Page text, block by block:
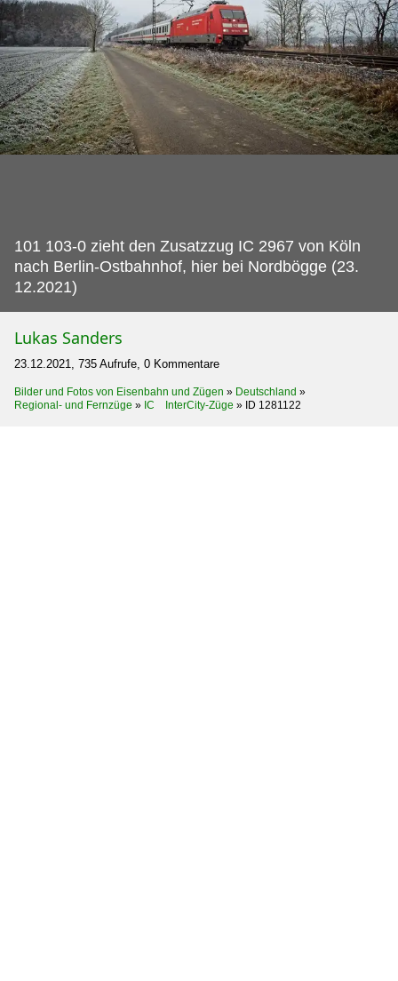
101 103-0 zieht den Zusatzzug IC 2967 von Köln
nach Berlin-Ostbahnhof, hier bei Nordbögge (23.
12.2021)
Lukas Sanders
23.12.2021, 735 Aufrufe, 0 Kommentare
Bilder und Fotos von Eisenbahn und Zügen » Deutschland »
Regional- und Fernzüge » IC InterCity-Züge » ID 1281122